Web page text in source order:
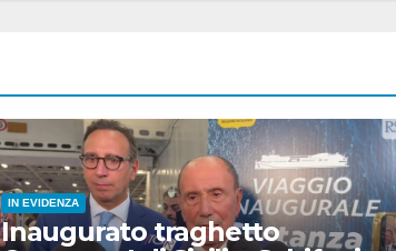
IN EVIDENZA
Inaugurato traghetto